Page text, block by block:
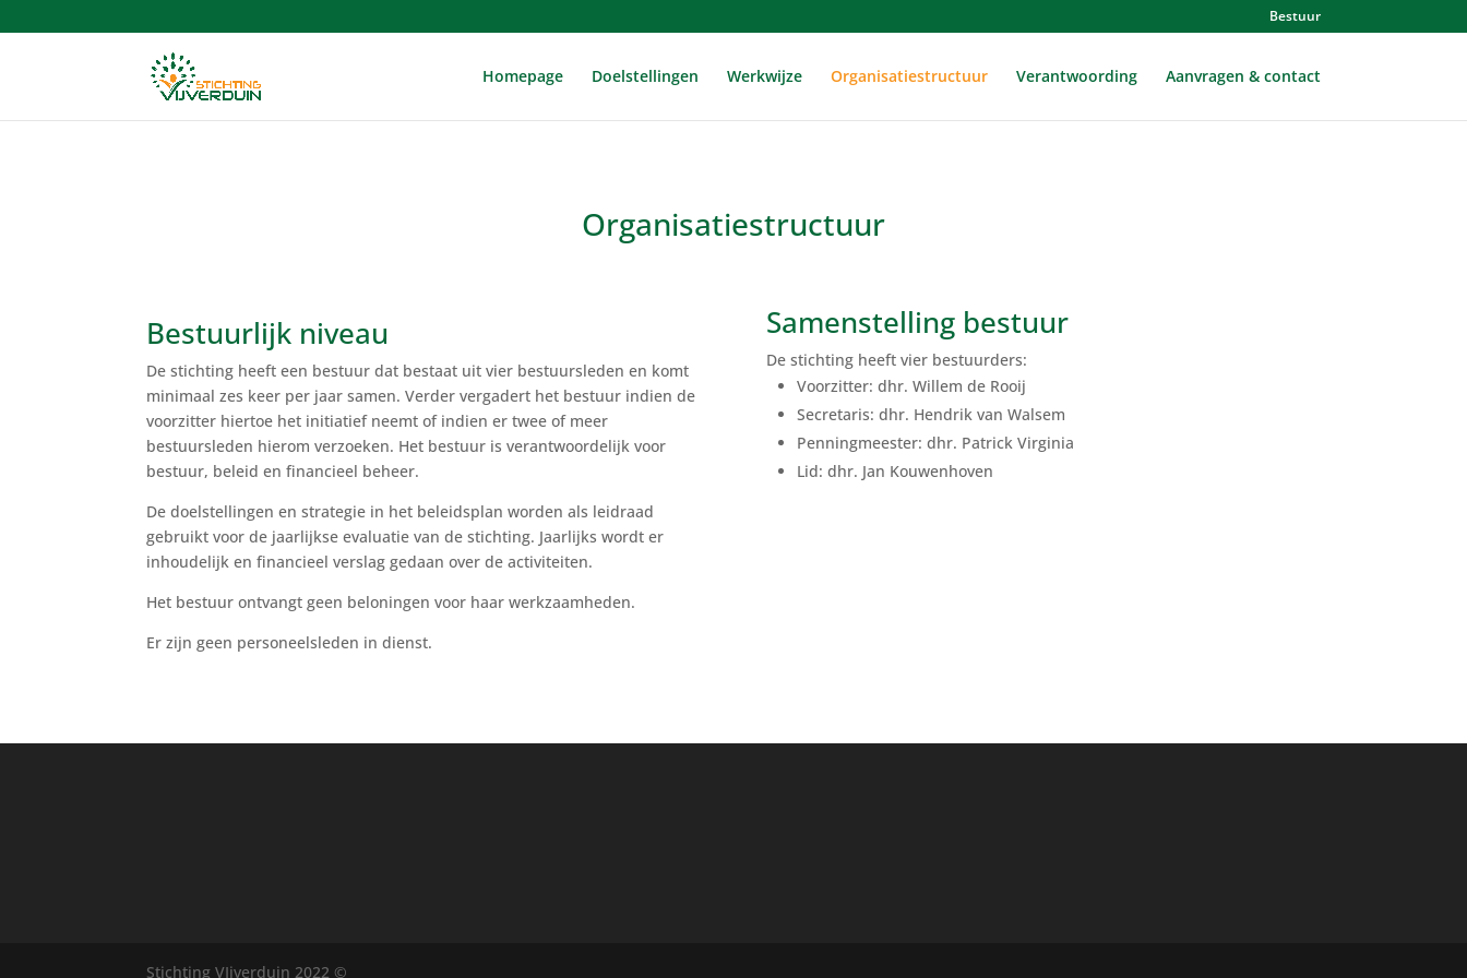
Bestuur
Homepage Doelstellingen Werkwijze Organisatiestructuur Verantwoording Aanvragen & contact
Organisatiestructuur
Bestuurlijk niveau
De stichting heeft een bestuur dat bestaat uit vier bestuursleden en komt
minimaal zes keer per jaar samen. Verder vergadert het bestuur indien de
voorzitter hiertoe het initiatief neemt of indien er twee of meer
bestuursleden hierom verzoeken. Het bestuur is verantwoordelijk voor
bestuur, beleid en financieel beheer.
De doelstellingen en strategie in het beleidsplan worden als leidraad
gebruikt voor de jaarlijkse evaluatie van de stichting. Jaarlijks wordt er
inhoudelijk en financieel verslag gedaan over de activiteiten.
Het bestuur ontvangt geen beloningen voor haar werkzaamheden.
Er zijn geen personeelsleden in dienst.
Samenstelling bestuur
De stichting heeft vier bestuurders:
Voorzitter: dhr. Willem de Rooij
Secretaris: dhr. Hendrik van Walsem
Penningmeester: dhr. Patrick Virginia
Lid: dhr. Jan Kouwenhoven
Stichting VIjverduin 2022 ©